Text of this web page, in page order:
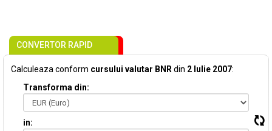
CONVERTOR RAPID
Calculeaza conform cursului valutar BNR din 2 Iulie 2007:
Transforma din:
in: